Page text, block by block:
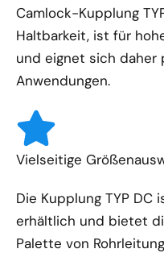
Camlock-Kupplung
Haltbarkeit, ist für
und eignet sich daher
Anwendungen.
Vielseitige
Die Kupplung TYP DC
erhältlich und bietet
Palette von